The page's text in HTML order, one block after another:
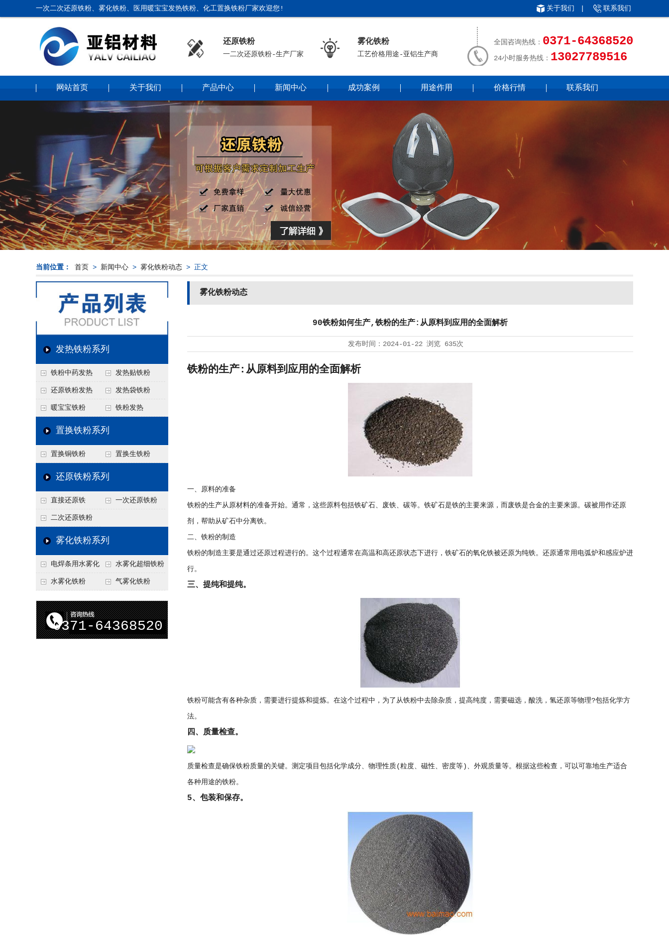
一次二次还原铁粉、雾化铁粉、医用暖宝宝发热铁粉、化工置换铁粉厂家欢迎您! 关于我们 联系我们
还原铁粉
一二次还原铁粉-生产厂家
雾化铁粉
工艺价格用途-亚铝生产商
全国咨询热线： 0371-64368520
24小时服务热线： 13027789516
网站首页 关于我们 产品中心 新闻中心 成功案例 用途作用 价格行情 联系我们
当前位置： 首页 > 新闻中心 > 雾化铁粉动态 > 正文
发热铁粉系列
铁粉中药发热 发热贴铁粉
还原铁粉发热 发热袋铁粉
暖宝宝铁粉 铁粉发热
置换铁粉系列
置换铜铁粉 置换生铁粉
还原铁粉系列
直接还原铁 一次还原铁粉
二次还原铁粉
雾化铁粉系列
电焊条用水雾化
铁粉
水雾化超细铁粉
水雾化铁粉 气雾化铁粉
0371-64368520
雾化铁粉动态
90铁粉如何生产,铁粉的生产:从原料到应用的全面解析
发布时间： 2024-01-22 浏览 635次
铁粉的生产:从原料到应用的全面解析
一、原料的准备
铁粉的生产从原材料的准备开始。通常，这些原料包括铁矿石、废铁、碳等。铁矿石是铁的主要来源，而废铁是合金的主要来源。碳被用作还原
剂，帮助从矿石中分离铁。
二、铁粉的制造
铁粉的制造主要是通过还原过程进行的。这个过程通常在高温和高还原状态下进行，铁矿石的氧化铁被还原为纯铁。还原通常用电弧炉和感应炉进
行。
三、提纯和提纯。
铁粉可能含有各种杂质，需要进行提炼和提炼。在这个过程中，为了从铁粉中去除杂质，提高纯度，需要磁选，酸洗，氢还原等物理?包括化学方
法。
四、质量检查。
质量检查是确保铁粉质量的关键。测定项目包括化学成分、物理性质(粒度、磁性、密度等)、外观质量等。根据这些检查，可以可靠地生产适合
各种用途的铁粉。
5、包装和保存。